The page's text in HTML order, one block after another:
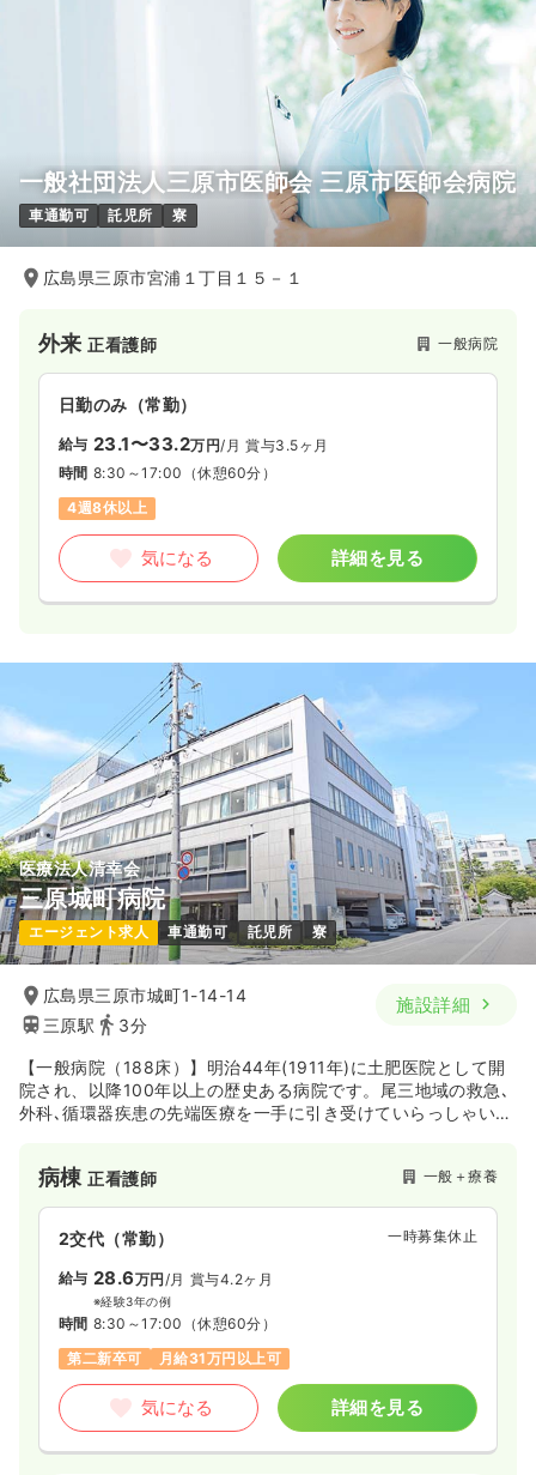
一般社団法人三原市医師会 三原市医師会病院
車通勤可 託児所 寮
広島県三原市宮浦１丁目１５－１
外来正看護師 一般病院
日勤のみ（常勤）
給与 23.1〜33.2万円/月 賞与3.5ヶ月
時間 8:30～17:00 （休憩60分）
4週8休以上
気になる 詳細を見る
医療法人清幸会
三原城町病院
エージェント求人 車通勤可 託児所 寮
広島県三原市城町1-14-14
三原駅
3分
施設詳細
【一般病院（188床）】明治44年(1911年)に土肥医院として開
院され、以降100年以上の歴史ある病院です。尾三地域の救急､
外科､循環器疾患の先端医療を一手に引き受けていらっしゃいま
の治療を開始されるなど、常に最新最良の医療サービスを提供
できるようご尽力されています。
病棟正看護師 一般＋療養
2交代（常勤） 一時募集休止
給与 28.6万円 /月 賞与4.2ヶ月
※経験3年の例
時間 8:30～17:00 （休憩60分）
第二新卒可
月給31万円以上可
気になる 詳細を見る